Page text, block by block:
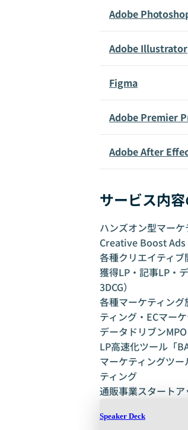
Adobe
Adobe Illustrator
Figma
Adobe Premier
Adobe After
サービス内
ハンズオン型マー
Creative Boost Ads
各種クリエイティブ
獲得LP・記事LP・
3DCG）
各種マーケティン
ティング・ECマー
データドリブンMPO
LP高速化ツール「
マーケティングツ
ティング
通販事業スタート